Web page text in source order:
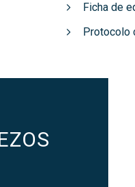
Ficha de
Protocolo